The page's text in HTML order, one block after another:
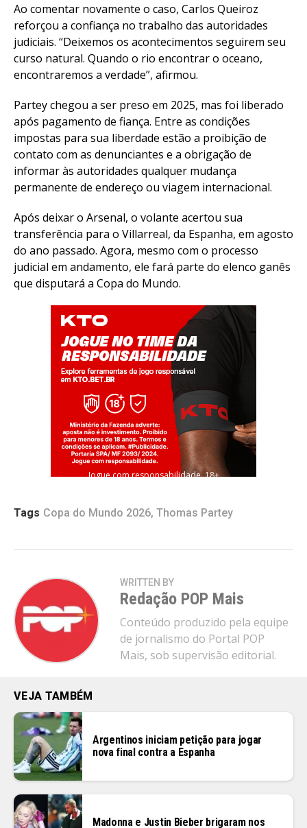
Ao comentar novamente o caso, Carlos Queiroz
reforçou a confiança no trabalho das autoridades
judiciais. “Deixemos os acontecimentos seguirem seu
curso natural. Quando o rio encontrar o oceano,
encontraremos a verdade”, afirmou.
Partey chegou a ser preso em 2025, mas foi liberado
após pagamento de fiança. Entre as condições
impostas para sua liberdade estão a proibição de
contato com as denunciantes e a obrigação de
informar às autoridades qualquer mudança
permanente de endereço ou viagem internacional.
Após deixar o Arsenal, o volante acertou sua
transferência para o Villarreal, da Espanha, em agosto
do ano passado. Agora, mesmo com o processo
judicial em andamento, ele fará parte do elenco ganês
que disputará a Copa do Mundo.
Jogue com responsabilidade. 18+
Tags Copa do Mundo 2026, Thomas Partey
WRITTEN BY
Redação POP Mais
Conteúdo produzido pela equipe
de jornalismo do Portal POP
Mais, sob supervisão editorial.
VEJA TAMBÉM
Argentinos iniciam petição para jogar
nova final contra a Espanha
Madonna e Justin Bieber brigaram nos
Flipboard